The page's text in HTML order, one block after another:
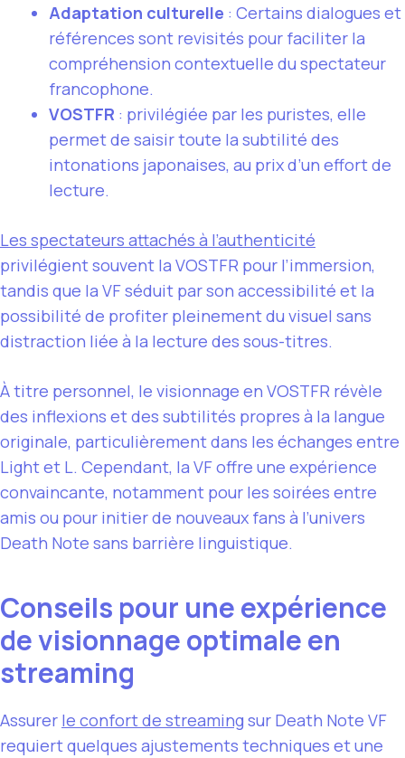
Adaptation culturelle : Certains dialogues et
références sont revisités pour faciliter la
compréhension contextuelle du spectateur
francophone.
VOSTFR : privilégiée par les puristes, elle
permet de saisir toute la subtilité des
intonations japonaises, au prix d’un effort de
lecture.
Les spectateurs attachés à l’authenticité
privilégient souvent la VOSTFR pour l’immersion,
tandis que la VF séduit par son accessibilité et la
possibilité de profiter pleinement du visuel sans
distraction liée à la lecture des sous-titres.
À titre personnel, le visionnage en VOSTFR révèle
des inflexions et des subtilités propres à la langue
originale, particulièrement dans les échanges entre
Light et L. Cependant, la VF offre une expérience
convaincante, notamment pour les soirées entre
amis ou pour initier de nouveaux fans à l’univers
Death Note sans barrière linguistique.
Conseils pour une expérience
de visionnage optimale en
streaming
Assurer le confort de streamingsur Death Note VF
requiert quelques ajustements techniques et une